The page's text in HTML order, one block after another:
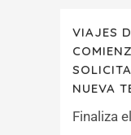
VIAJES
NUEVA
Finaliza